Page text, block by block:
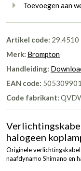
Toevoegen aan
Artikel code: 29.4510
Merk: Brompton
Handleiding:
EAN code:
Code fabrikant:
halogeen
Originele
naafdynamo Shimano en